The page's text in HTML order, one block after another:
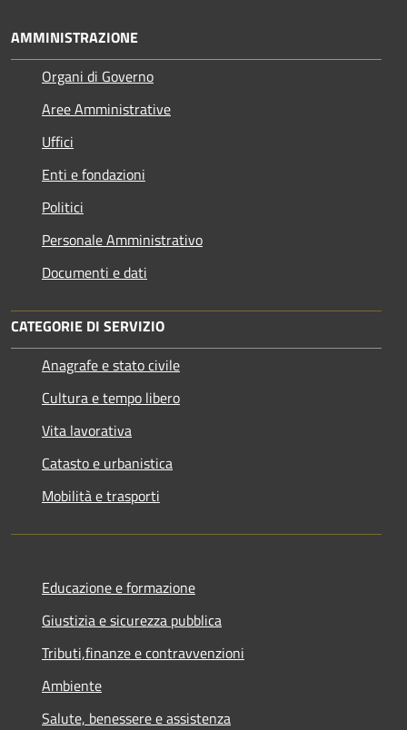
AMMINISTRAZIONE
Organi di Governo
Aree Amministrative
Uffici
Enti e fondazioni
Politici
Personale Amministrativo
Documenti e dati
CATEGORIE DI SERVIZIO
Anagrafe e stato civile
Cultura e tempo libero
Vita lavorativa
Catasto e urbanistica
Mobilità e trasporti
Educazione e formazione
Giustizia e sicurezza pubblica
Tributi,finanze e contravvenzioni
Ambiente
Salute, benessere e assistenza